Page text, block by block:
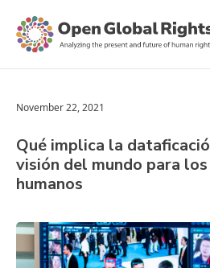
November 22, 2021
Qué implica la
visión del mundo para
humanos